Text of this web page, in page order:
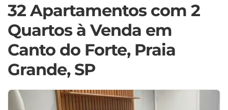
32 Apartamentos com 2
Quartos à Venda em
Canto do Forte, Praia
Grande, SP